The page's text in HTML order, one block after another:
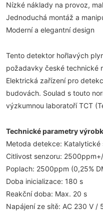
Nízké náklady na provoz,
Jednoduchá montáž a
Moderní a elegantní design
Tento detektor hořlavých
požadavky české technické
Elektrická zařízení pro
budovách. Soulad s touto
výzkumnou laboratoří TCT
Technické parametry
Metoda detekce: Katalytické
Citlivost senzoru:
Poplach: 2500ppm (0,25%
Doba inicializace: 180 s
Reakční doba: Max. 20 s
Napájení ze sítě: AC 230 V /